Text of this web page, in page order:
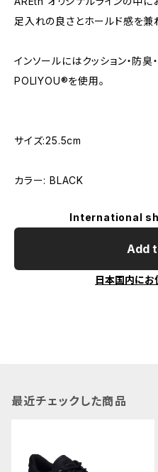
足入れの良さとホールド感を兼
インソールにはクッション・防
POLIYOU®を使用。
サイズ:25.5cm
カラー: BLACK
International
Add
日本国内にお
最近チェックした商品